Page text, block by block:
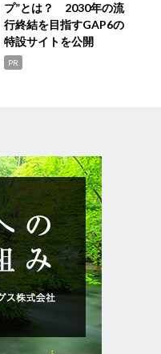
プ”とは？ 2030年の流
行終結を目指すGAP6の
特設サイトを公開
PR